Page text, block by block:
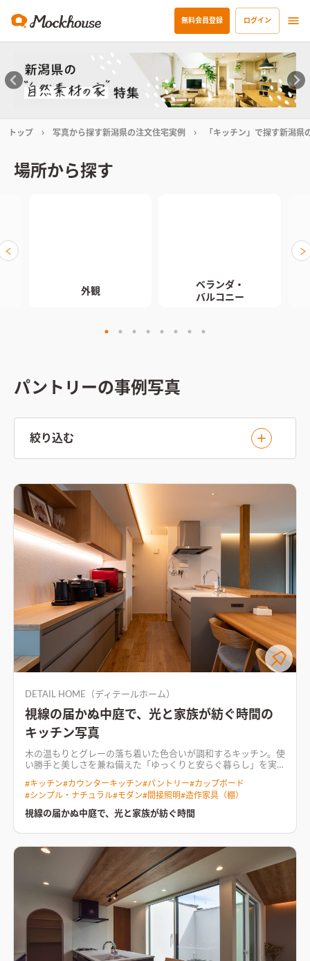
無料会員登録 ログイン
トップ 写真から探す新潟県の注文住宅実例 「キッチン」で探す新潟県
場所から探す
外観
ベランダ・
バルコニー
パントリーの事例写真
絞り込む
DETAIL HOME（ディテールホーム）
視線の届かぬ中庭で、光と家族が紡ぐ時間の
キッチン写真
木の温もりとグレーの落ち着いた色合いが調和するキッチン。使
い勝手と美しさを兼ね備えた 「ゆっくりと安らぐ暮らし」を実
ザインが日々の生活に彩を添え、優れた断熱性が１年を通して
快適な心地よい空間を保つ。 屋内での過ごし方と目線を大切に
した家族のライフスタイルに合ったカーテンレスな生活。 一般
ル直行型に。 水廻りと2階への動線をまとめることで、LDKのパ
内と外に繋がりを持たせることで広がりを演出。 LDKや和室の
どこにいても囲庭の植栽が見え四季を感じる贅沢な空間。
間接
照明が空間に奥行きを与えるリビング空間室内と屋外がゆるや
かにつながる、心地よいリビング。間接照明が空間に奥行きを与
え、落ち着いた雰囲気を演出
#キッチン#カウンターキッチン#パントリー#カップボード
#シンプル・ナチュラル#モダン#間接照明#造作家具（棚）
視線の届かぬ中庭で、光と家族が紡ぐ時間